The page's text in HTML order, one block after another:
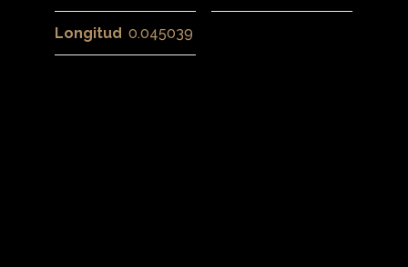
Longitud 0.045039